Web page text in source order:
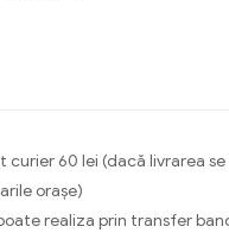
curier 60 lei (dacă livrarea
orașe)
realiza prin transfer